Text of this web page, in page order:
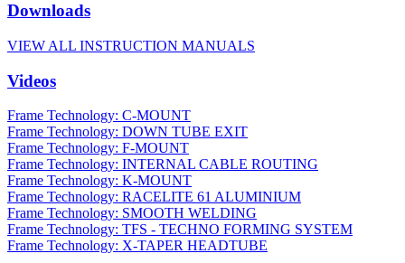
Downloads
VIEW ALL INSTRUCTION MANUALS
Videos
Frame Technology: C-MOUNT
Frame Technology: DOWN TUBE EXIT
Frame Technology: F-MOUNT
Frame Technology: INTERNAL CABLE ROUTING
Frame Technology: K-MOUNT
Frame Technology: RACELITE 61 ALUMINIUM
Frame Technology: SMOOTH WELDING
Frame Technology: TFS - TECHNO FORMING SYSTEM
Frame Technology: X-TAPER HEADTUBE